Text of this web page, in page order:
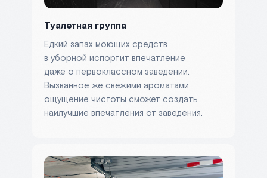
Едкий запах моющих средств
в уборной испортит впечатление
даже о первоклассном заведении.
Вызванное же свежими ароматами
ощущение чистоты сможет создать
наилучшие впечатления от заведения.
Туалетная группа